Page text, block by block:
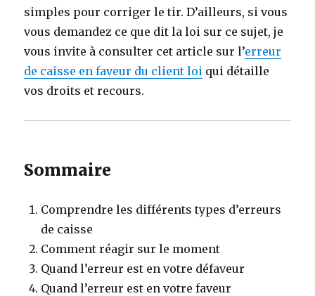
simples pour corriger le tir. D’ailleurs, si vous
vous demandez ce que dit la loi sur ce sujet, je
vous invite à consulter cet article sur l’erreur
de caisse en faveur du client loi qui détaille
vos droits et recours.
Sommaire
Comprendre les différents types d’erreurs
de caisse
Comment réagir sur le moment
Quand l’erreur est en votre défaveur
Quand l’erreur est en votre faveur